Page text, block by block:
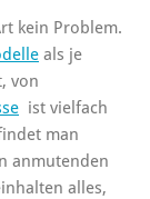
kein Problem.
als je
von
ist vielfach
man
anmutenden
alles,